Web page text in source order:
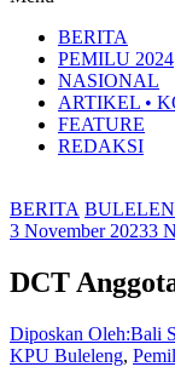
BERITA
PEMILU 2024
NASIONAL
ARTIKEL •
FEATURE
REDAKSI
BERITA
3 November 20233
DCT
Diposkan Oleh:Bali
KPU Buleleng,